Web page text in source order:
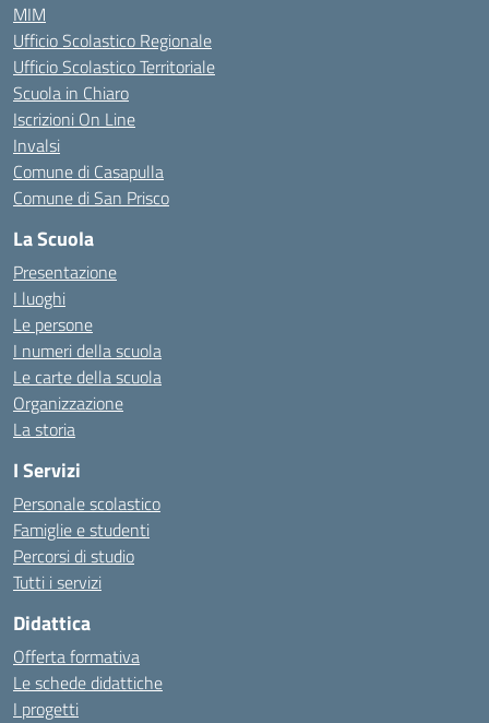
MIM
Ufficio Scolastico Regionale
Ufficio Scolastico Territoriale
Scuola in Chiaro
Iscrizioni On Line
Invalsi
Comune di Casapulla
Comune di San Prisco
La Scuola
Presentazione
I luoghi
Le persone
I numeri della scuola
Le carte della scuola
Organizzazione
La storia
I Servizi
Personale scolastico
Famiglie e studenti
Percorsi di studio
Tutti i servizi
Didattica
Offerta formativa
Le schede didattiche
I progetti